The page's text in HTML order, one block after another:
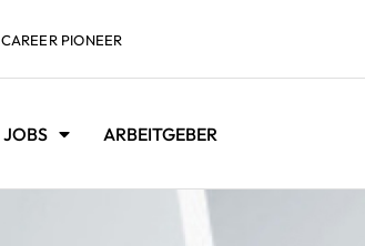
CAREER PIONEER
JOBS ARBEITGEBER